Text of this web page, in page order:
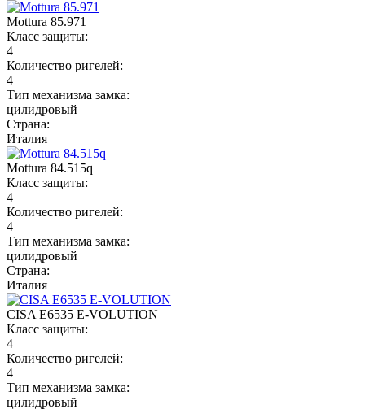
Mottura 85.971
Класс защиты:
4
Количество ригелей:
4
Тип механизма замка:
цилидровый
Страна:
Италия
Mottura 84.515q
Класс защиты:
4
Количество ригелей:
4
Тип механизма замка:
цилидровый
Страна:
Италия
CISA E6535 E-VOLUTION
Класс защиты:
4
Количество ригелей:
4
Тип механизма замка:
цилидровый